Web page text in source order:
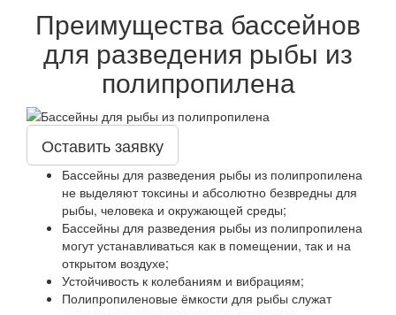
Преимущества бассейнов
для разведения рыбы из
полипропилена
Оставить заявку
Бассейны для разведения рыбы из полипропилена
не выделяют токсины и абсолютно безвредны для
рыбы, человека и окружающей среды;
Бассейны для разведения рыбы из полипропилена
могут устанавливаться как в помещении, так и на
открытом воздухе;
Устойчивость к колебаниям и вибрациям;
Полипропиленовые ёмкости для рыбы служат